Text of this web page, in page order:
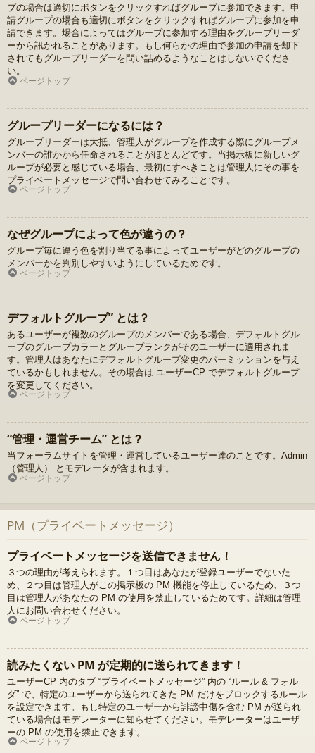
プの場合は適切にボタンをクリックすればグループに参加できます。申
請グループの場合も適切にボタンをクリックすればグループに参加を申
請できます。場合によってはグループに参加する理由をグループリーダ
ーから訊かれることがあります。もし何らかの理由で参加の申請を却下
されてもグループリーダーを問い詰めるようなことはしないでくださ
い。
ページトップ
グループリーダーになるには？
グループリーダーは大抵、管理人がグループを作成する際にグループメ
ンバーの誰かから任命されることがほとんどです。当掲示板に新しいグ
ループが必要と感じている場合、最初にすべきことは管理人にその事を
プライベートメッセージで問い合わせてみることです。
ページトップ
なぜグループによって色が違うの？
グループ毎に違う色を割り当てる事によってユーザーがどのグループの
メンバーかを判別しやすいようにしているためです。
ページトップ
デフォルトグループ” とは？
あるユーザーが複数のグループのメンバーである場合、デフォルトグル
ープのグループカラーとグループランクがそのユーザーに適用されま
す。管理人はあなたにデフォルトグループ変更のパーミッションを与え
ているかもしれません。その場合は ユーザーCP でデフォルトグループ
を変更してください。
ページトップ
“管理・運営チーム” とは？
当フォーラムサイトを管理・運営しているユーザー達のことです。Admin
（管理人） とモデレータが含まれます。
ページトップ
PM（プライベートメッセージ）
プライベートメッセージを送信できません！
３つの理由が考えられます。１つ目はあなたが登録ユーザーでないた
め、２つ目は管理人がこの掲示板の PM 機能を停止しているため、３つ
目は管理人があなたの PM の使用を禁止しているためです。詳細は管理
人にお問い合わせください。
ページトップ
読みたくない PM が定期的に送られてきます！
ユーザーCP 内のタブ “プライベートメッセージ” 内の “ルール & フォル
ダ” で、特定のユーザーから送られてきた PM だけをブロックするルール
を設定できます。もし特定のユーザーから誹謗中傷を含む PM が送られ
ている場合はモデレーターに知らせてください。モデレーターはユーザ
ーの PM の使用を禁止できます。
ページトップ